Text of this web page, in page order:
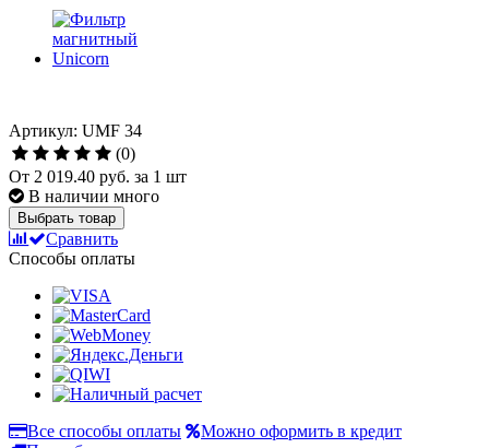
Артикул: UMF 34
(0)
От 2 019.40 руб. за 1 шт
В наличии много
Выбрать товар
Сравнить
Способы оплаты
Все способы оплаты
Можно оформить в кредит